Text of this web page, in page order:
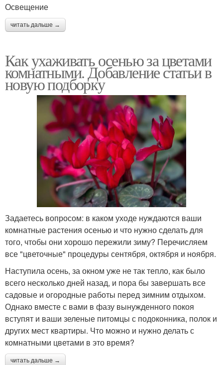
Освещение
читать дальше →
Как ухаживать осенью за цветами
комнатными. Добавление статьи в
новую подборку
Задаетесь вопросом: в каком уходе нуждаются ваши
комнатные растения осенью и что нужно сделать для
того, чтобы они хорошо пережили зиму? Перечисляем
все "цветочные" процедуры сентября, октября и ноября.
Наступила осень, за окном уже не так тепло, как было
всего несколько дней назад, и пора бы завершать все
садовые и огородные работы перед зимним отдыхом.
Однако вместе с вами в фазу вынужденного покоя
вступят и ваши зеленые питомцы с подоконника, полок и
других мест квартиры. Что можно и нужно делать с
комнатными цветами в это время?
читать дальше →